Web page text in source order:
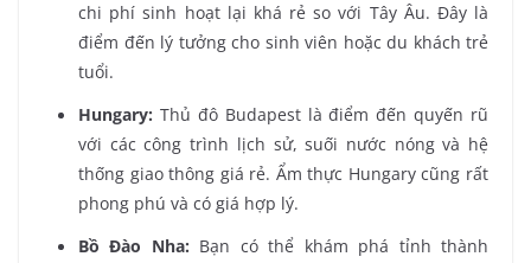
chi phí sinh hoạt lại khá rẻ so với Tây Âu. Đây là
điểm đến lý tưởng cho sinh viên hoặc du khách trẻ
tuổi.
Hungary: Thủ đô Budapest là điểm đến quyến rũ
với các công trình lịch sử, suối nước nóng và hệ
thống giao thông giá rẻ. Ẩm thực Hungary cũng rất
phong phú và có giá hợp lý.
Bồ Đào Nha: Bạn có thể khám phá tỉnh thành